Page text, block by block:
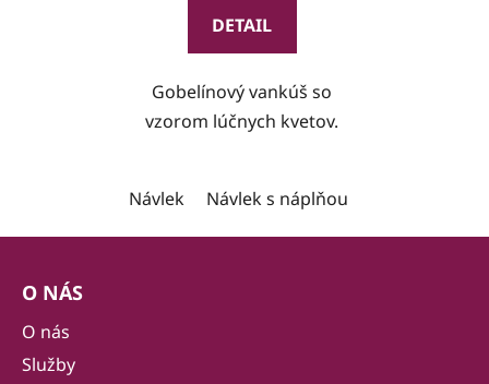
DETAIL
Gobelínový vankúš so
vzorom lúčnych kvetov.
Návlek Návlek s náplňou
O NÁS
O nás
Služby